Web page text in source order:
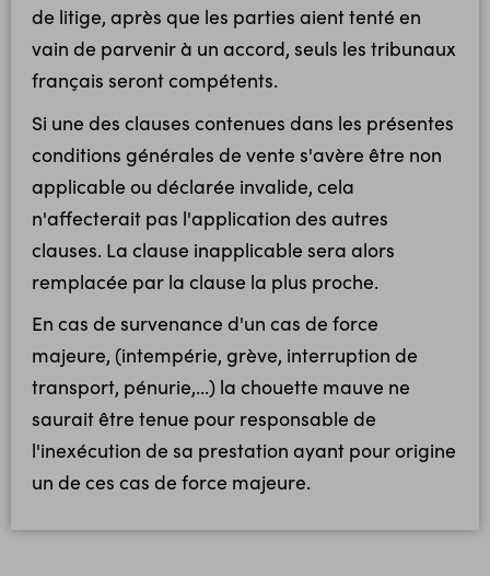
de litige, après que les parties aient tenté en
vain de parvenir à un accord, seuls les tribunaux
français seront compétents.
Si une des clauses contenues dans les présentes
conditions générales de vente s'avère être non
applicable ou déclarée invalide, cela
n'affecterait pas l'application des autres
clauses. La clause inapplicable sera alors
remplacée par la clause la plus proche.
En cas de survenance d'un cas de force
majeure, (intempérie, grève, interruption de
transport, pénurie,...) la chouette mauve ne
saurait être tenue pour responsable de
l'inexécution de sa prestation ayant pour origine
un de ces cas de force majeure.